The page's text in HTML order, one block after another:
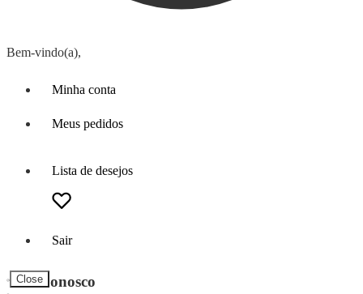
Bem-vindo(a),
Minha conta
Meus pedidos
Lista de desejos
Sair
Close
Fale Conosco